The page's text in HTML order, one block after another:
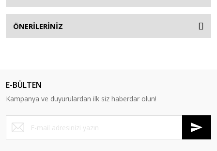
ÖNERİLERİNİZ
E-BÜLTEN
Kampanya ve duyurulardan ilk siz haberdar olun!